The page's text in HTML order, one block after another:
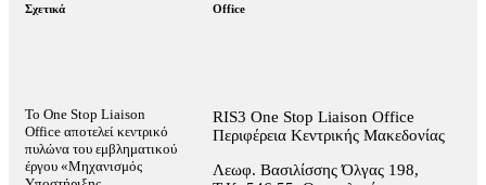
Σχετικά
Το One Stop Liaison
Office αποτελεί κεντρικό
πυλώνα του εμβληματικού
έργου «Μηχανισμός
Office
RIS3 One Stop Liaison Office
Περιφέρεια Κεντρικής Μακεδονίας
Λεωφ. Βασιλίσσης Όλγας 198,